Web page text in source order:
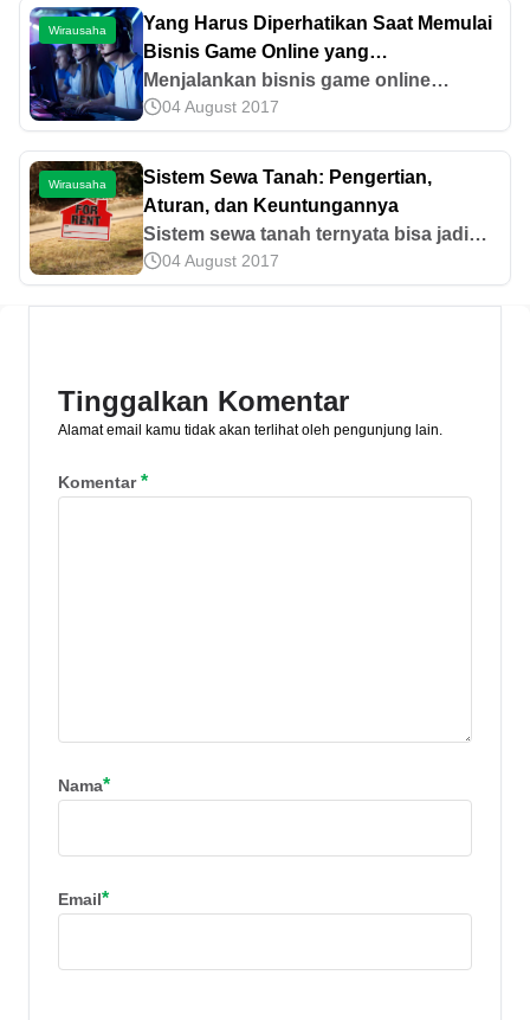
di era digital!
Wirausaha
Yang Harus Diperhatikan Saat Memulai
Bisnis Game Online yang
Menguntungkan
Menjalankan bisnis game online
peluangnya sangat besar. Bisa punya
omzet puluhan juta rupiah lho! Tak
percaya?
04 August 2017
Wirausaha
Sistem Sewa Tanah: Pengertian,
Aturan, dan Keuntungannya
Sistem sewa tanah ternyata bisa jadi
sumber cuan! Simak cara kerja, aturan
hukum, dan tips agar tidak rugi untuk
04 August 2017
Tinggalkan Komentar
Alamat email kamu tidak akan terlihat oleh pengunjung lain.
Komentar*
Nama*
Email*